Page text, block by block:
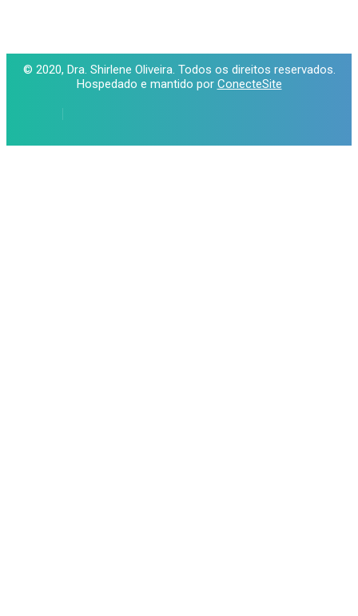
© 2020, Dra. Shirlene Oliveira. Todos os direitos reservados.
Hospedado e mantido por ConecteSite